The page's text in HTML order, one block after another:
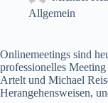
Allgemein
Onlinemeetings sind
professionelles
Artelt und Michael
Herangehensweisen,